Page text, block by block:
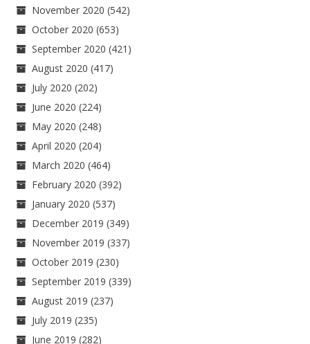
November 2020 (542)
October 2020 (653)
September 2020 (421)
August 2020 (417)
July 2020 (202)
June 2020 (224)
May 2020 (248)
April 2020 (204)
March 2020 (464)
February 2020 (392)
January 2020 (537)
December 2019 (349)
November 2019 (337)
October 2019 (230)
September 2019 (339)
August 2019 (237)
July 2019 (235)
June 2019 (282)